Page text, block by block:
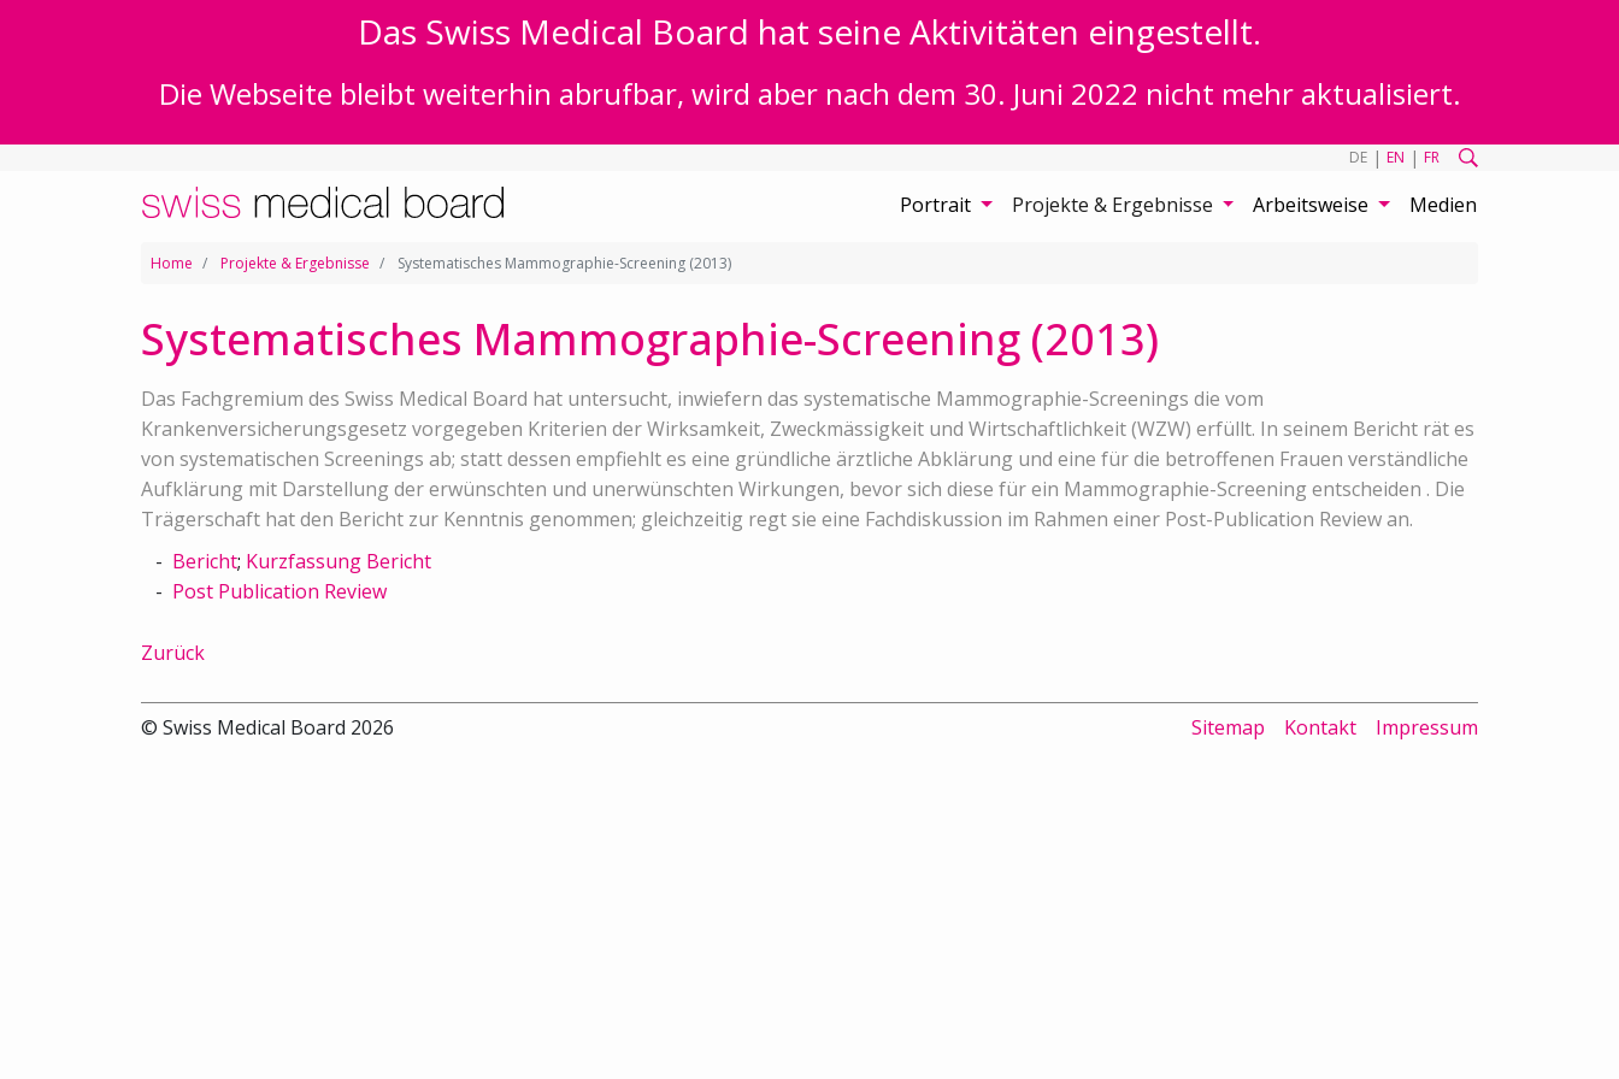
Das Swiss Medical Board hat seine Aktivitäten eingestellt.
Die Webseite bleibt weiterhin abrufbar, wird aber nach dem 30. Juni 2022 nicht mehr aktualisiert.
DE | EN | FR
Portrait Projekte & Ergebnisse Arbeitsweise Medien
Home Projekte & Ergebnisse Systematisches Mammographie-Screening (2013)
Systematisches Mammographie-Screening (2013)
Das Fachgremium des Swiss Medical Board hat untersucht, inwiefern das systematische Mammographie-Screenings die vom
Krankenversicherungsgesetz vorgegeben Kriterien der Wirksamkeit, Zweckmässigkeit und Wirtschaftlichkeit (WZW) erfüllt. In seinem Bericht rät es
von systematischen Screenings ab; statt dessen empfiehlt es eine gründliche ärztliche Abklärung und eine für die betroffenen Frauen verständliche
Aufklärung mit Darstellung der erwünschten und unerwünschten Wirkungen, bevor sich diese für ein Mammographie-Screening entscheiden . Die
Trägerschaft hat den Bericht zur Kenntnis genommen; gleichzeitig regt sie eine Fachdiskussion im Rahmen einer Post-Publication Review an.
Bericht; Kurzfassung Bericht
Post Publication Review
Zurück
© Swiss Medical Board 2026 Sitemap Kontakt Impressum